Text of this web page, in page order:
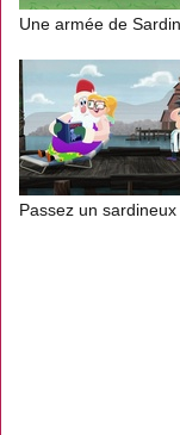
Une armée de